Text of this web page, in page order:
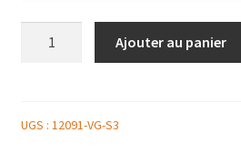
PÊCHES
Ajouter au panier
UGS : 12091-VG-S3